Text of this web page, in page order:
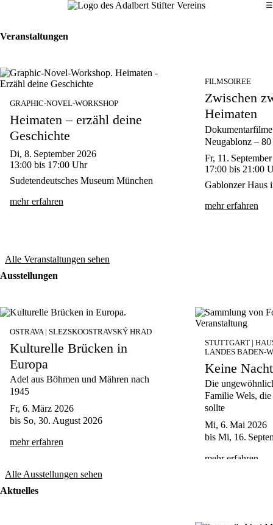
☰
Veranstaltungen
GRAPHIC-NOVEL-WORKSHOP
Heimaten – erzähl deine
Geschichte
Di, 8. September 2026
13:00 bis 17:00 Uhr
Sudetendeutsches Museum München
mehr erfahren
FILMSOIREE
Zwischen
Heimaten
Neugablonz – 80
Fr, 11.
17:00 bis 21:00
Gablonzer Haus
mehr erfahren
Alle Veranstaltungen sehen
Ausstellungen
OSTRAVA | SLEZSKOOSTRAVSKÝ HRAD
Kulturelle Brücken in
Europa
Adel aus Böhmen und Mähren nach
1945
Fr, 6. März 2026
bis So, 30. August 2026
mehr erfahren
STUTTGART |
LANDES BADEN-
Keine
Die
Familie Wels,
sollte
Mi, 6. Mai 2026
bis Mi, 16.
mehr erfahren
Alle Ausstellungen sehen
Aktuelles